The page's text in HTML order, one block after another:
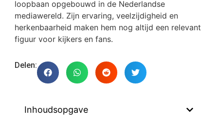
loopbaan opgebouwd in de Nederlandse
mediawereld. Zijn ervaring, veelzijdigheid en
herkenbaarheid maken hem nog altijd een relevant
figuur voor kijkers en fans.
Delen:
Inhoudsopgave